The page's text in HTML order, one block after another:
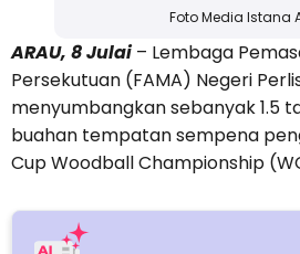
Foto Media Istana
ARAU, 8 Julai– Lembaga
Persekutuan (FAMA) Negeri
menyumbangkan sebanyak 1.5
buahan tempatan sempena
Cup Woodball Championship